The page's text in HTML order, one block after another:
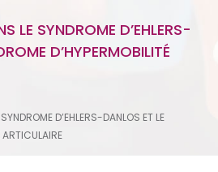
LE SYNDROME D’EHLERS-
D’HYPERMOBILITÉ
D’EHLERS-DANLOS ET LE
ARTICULAIRE